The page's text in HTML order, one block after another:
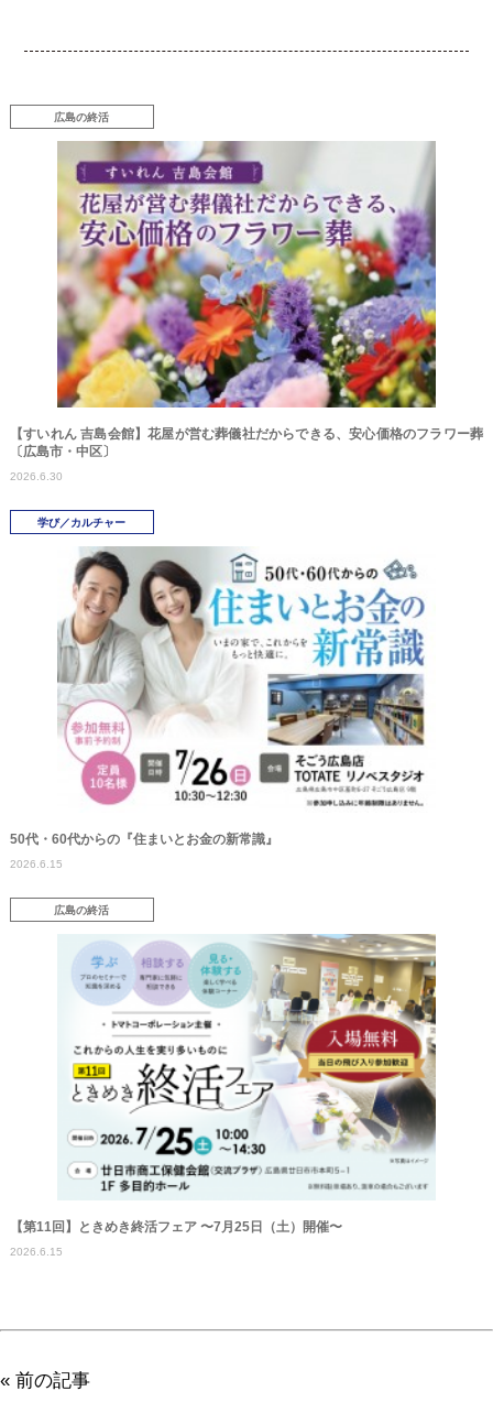
広島の終活
【すいれん 吉島会館】花屋が営む葬儀社だからできる、安心価格のフラワー葬
〔広島市・中区〕
2026.6.30
学び／カルチャー
50代・60代からの『住まいとお金の新常識』
2026.6.15
広島の終活
【第11回】ときめき終活フェア 〜7月25日（土）開催〜
2026.6.15
« 前の記事